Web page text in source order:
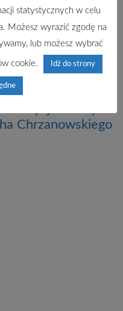
Chrzanowskiego
statystycznych w celu
Możesz wyrazić zgodę na
lub możesz wybrać
cookie. Idź do strony